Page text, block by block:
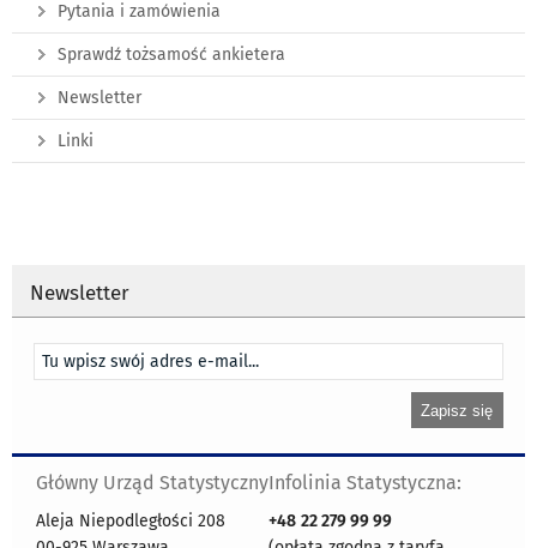
Pytania i zamówienia
Sprawdź tożsamość ankietera
Newsletter
Linki
Newsletter
Główny Urząd Statystyczny
Aleja Niepodległości 208
Infolinia Statystyczna:
+48 22 279 99 99